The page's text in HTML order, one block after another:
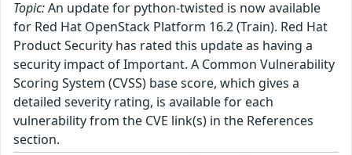
Topic:An update for python-twisted is now available
for Red Hat OpenStack Platform 16.2 (Train). Red Hat
Product Security has rated this update as having a
security impact of Important. A Common Vulnerability
Scoring System (CVSS) base score, which gives a
detailed severity rating, is available for each
vulnerability from the CVE link(s) in the References
section.